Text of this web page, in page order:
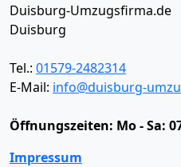
Duisburg-Umzugsfirma.de
Duisburg
Tel.: 01579-2482314
E-Mail: info@duisburg-
Öffnungszeiten: Mo - Sa:
Impressum